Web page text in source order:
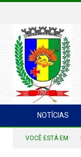
NOTÍCIAS
VOCÊ ESTÁ EM: